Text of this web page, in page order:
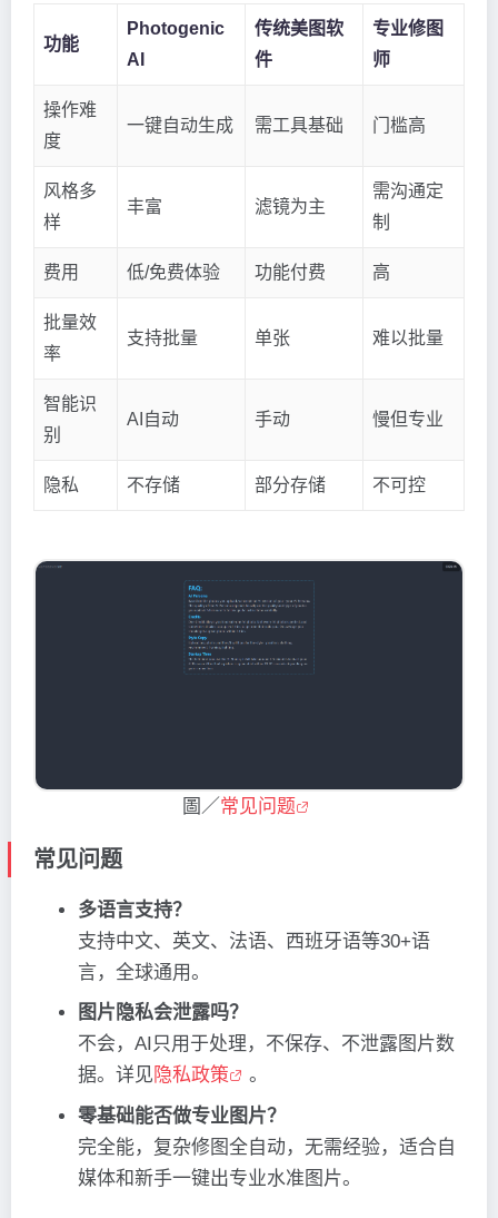
功能
Photogenic
AI
传统美图软
件
专业修图
师
操作难
度
一键自动生成 需工具基础 门槛高
风格多
样
丰富 滤镜为主
需沟通定
制
费用 低/免费体验 功能付费 高
批量效
率
支持批量 单张 难以批量
智能识
别
AI自动 手动 慢但专业
隐私 不存储 部分存储 不可控
圖／ 常见问题
常见问题
多语言支持？
支持中文、英文、法语、西班牙语等30+语
言，全球通用。
图片隐私会泄露吗？
不会，AI只用于处理，不保存、不泄露图片数
据。详见 隐私政策
。
零基础能否做专业图片？
完全能，复杂修图全自动，无需经验，适合自
媒体和新手一键出专业水准图片。